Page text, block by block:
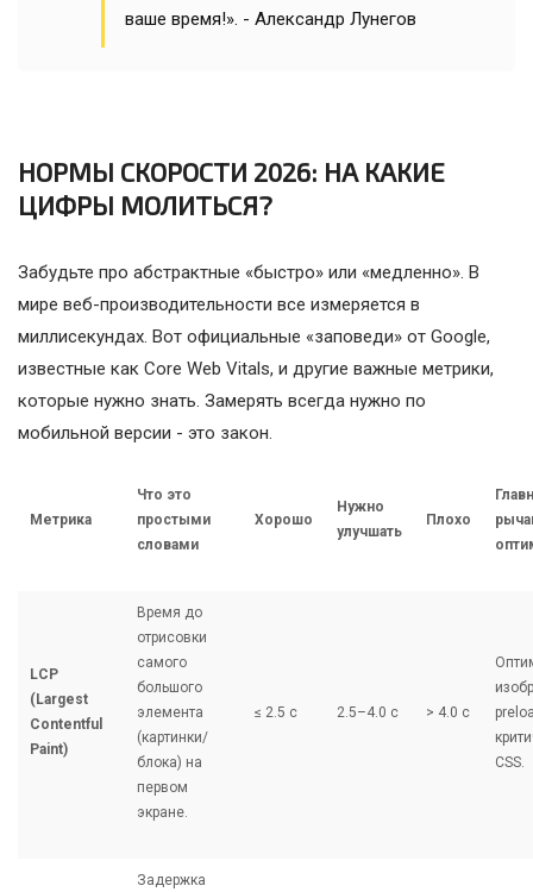
ваше время!». - Александр Лунегов
НОРМЫ СКОРОСТИ 2026: НА КАКИЕ
ЦИФРЫ МОЛИТЬСЯ?
Забудьте про абстрактные «быстро» или «медленно». В
мире веб-производительности все измеряется в
миллисекундах. Вот официальные «заповеди» от Google,
известные как Core Web Vitals, и другие важные метрики,
которые нужно знать. Замерять всегда нужно по
мобильной версии - это закон.
Метрика
Что это
простыми
словами
Хорошо
Нужно
улучшать
Плохо
LCP
(Largest
Contentful
Paint)
Время до
отрисовки
самого
большого
элемента
(картинки/
блока) на
первом
экране.
≤ 2.5 с 2.5–4.0 с > 4.0 с
CSS.
Задержка